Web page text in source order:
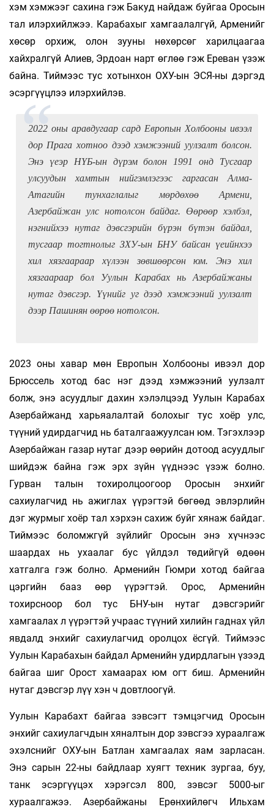
хэм хэмжээг сахина гэж Бакуд найдаж буйгаа Оросын
тал илэрхийлжээ. Карабахыг хамгаалалгүй, Арменийг
хөсөр орхиж, олон зууны нөхөрсөг харилцаагаа
хайхралгүй Алиев, Эрдоан нарт өглөө гэж Ереван үзэж
байна. Тиймээс тус хотынхон ОХУ-ын ЭСЯ-ны дэргэд
эсэргүүцлээ илэрхийлэв.
2022 оны аравдугаар сард Европын Холбооны ивээл
дор Прага хотноо дээд хэмжээний уулзалт болсон.
Энэ үеэр НҮБ-ын дүрэм болон 1991 онд Тусгаар
улсуудын хамтын нийгэмлэгээс гаргасан Алма-
Атагийн тунхаглалыг мөрдөхөө Армени,
Азербайжан улс нотолсон байдаг. Өөрөөр хэлбэл,
нэгнийхээ нутаг дэвсгэрийн бүрэн бүтэн байдал,
тусгаар тогтнолыг ЗХУ-ын БНУ байсан үеийнхээ
хил хязгаараар хүлээн зөвшөөрсөн юм. Энэ хил
хязгаараар бол Уулын Карабах нь Азербайжаны
нутаг дэвсгэр. Үүнийг уг дээд хэмжээний уулзалт
дээр Пашинян өөрөө нотолсон.
2023 оны хавар мөн Европын Холбооны ивээл дор
Брюссель хотод бас нэг дээд хэмжээний уулзалт
болж, энэ асуудлыг дахин хэлэлцээд Уулын Карабах
Азербайжанд харьяалалтай болохыг тус хоёр улс,
түүний удирдагчид нь баталгаажуулсан юм. Тэгэхлээр
Азербайжан газар нутаг дээр өөрийн дотоод асуудлыг
шийдэж байна гэж эрх зүйн үүднээс үзэж болно.
Гурван талын тохиролцоогоор Оросын энхийг
сахиулагчид нь ажиглах үүрэгтэй бөгөөд эвлэрлийн
дэг журмыг хоёр тал хэрхэн сахиж буйг хянаж байдаг.
Тиймээс боломжгүй зүйлийг Оросын энэ хүчнээс
шаардах нь ухаалаг бус үйлдэл төдийгүй өдөөн
хатгалга гэж болно. Арменийн Гюмри хотод байгаа
цэргийн бааз өөр үүрэгтэй. Орос, Арменийн
тохирсноор бол тус БНУ-ын нутаг дэвсгэрийг
хамгаалах л үүрэгтэй учраас түүний хилийн гаднах үйл
явдалд энхийг сахиулагчид оролцох ёсгүй. Тиймээс
Уулын Карабахын байдал Арменийн удирдлагын үзээд
байгаа шиг Орост хамаарах юм огт биш. Арменийн
нутаг дэвсгэр лүү хэн ч довтлоогүй.
Уулын Карабахт байгаа зэвсэгт тэмцэгчид Оросын
энхийг сахиулагчдын хяналтын дор зэвсгээ хураалгаж
эхэлснийг ОХУ-ын Батлан хамгаалах яам зарласан.
Энэ сарын 22-ны байдлаар хуягт техник зургаа, буу,
танк эсэргүүцэх хэрэгсэл 800, зэвсэг 5000-ыг
хураалгажээ. Азербайжаны Ерөнхийлөгч Ильхам